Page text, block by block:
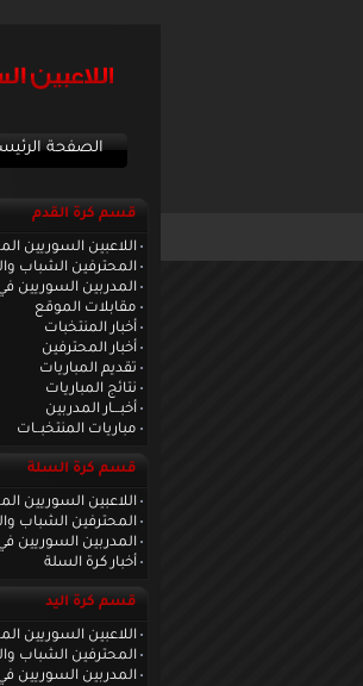
الصفحة
قسم كرة القدم
اللاعبين السوريين
المحترفين الشباب
المدربين السوريين
مقابلات الموقع
أخبار المنتخبات
أخبار المحترفين
تقديم المباريات
نتائج المباريات
أخبـــار المدربين
مباريات المنتخبــات
قسم كرة السلة
اللاعبين السوريين
المحترفين الشباب
المدربين السوريين
أخبار كرة السلة
قسم كرة اليد
اللاعبين السوريين
المحترفين الشباب
المدربين السوريين